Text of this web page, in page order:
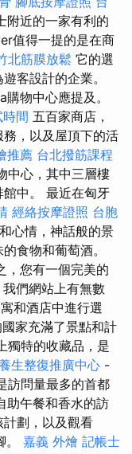
附近的一家有利的
值得一提的是在商
北筋膜放鬆 它的選
客設計的企業。
物中心應提及。
間 五百家商店，
，以及屋頂下的活
推薦 台北撥筋課程
中心，其中三層樓
中。 最近在匈牙
經絡按摩證照 台胞
心情，神話般的景
食物和葡萄酒。
，您有一個完美的
我們網站上有無數
和酒店中進行選
家充滿了景點和計
獨特的收藏品，是
生整復推廣中心 -
訪問量最多的首都
助午餐和香水的訪
劃，以及觀看
嘉義 外燴 記帳士